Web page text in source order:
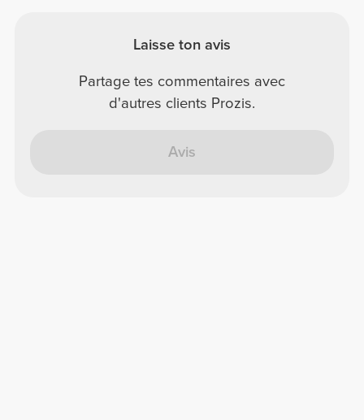
Laisse ton avis
Partage tes commentaires avec
d'autres clients Prozis.
Avis